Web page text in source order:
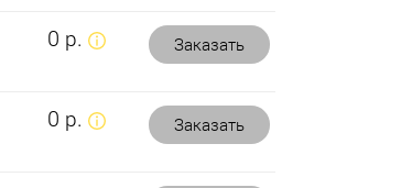
0 р. Заказать
0 р. Заказать